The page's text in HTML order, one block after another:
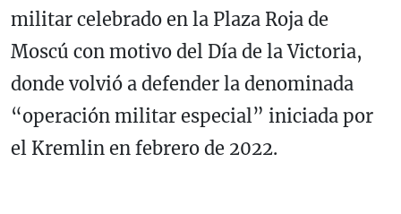
militar celebrado en la Plaza Roja de
Moscú con motivo del Día de la Victoria,
donde volvió a defender la denominada
“operación militar especial” iniciada por
el Kremlin en febrero de 2022.